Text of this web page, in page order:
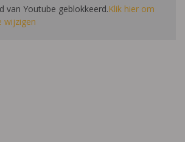
van Youtube geblokkeerd.Klik hier om
wijzigen